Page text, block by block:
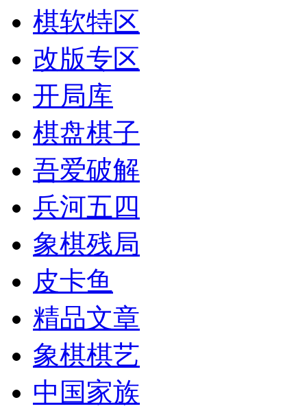
棋软特区
改版专区
开局库
棋盘棋子
吾爱破解
兵河五四
象棋残局
皮卡鱼
精品文章
象棋棋艺
中国家族